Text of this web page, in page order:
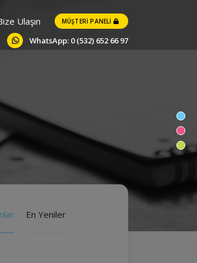
Ulaşın MÜŞTERI PANELI
WhatsApp: 0 (532) 652 66 97
En Yeniler